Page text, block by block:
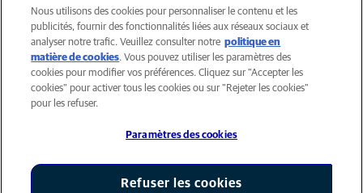
©AniCura 2024
Cookies
Privacyverklaring
AniCura est un affilié de Mars, Inc © 2026
Nous utilisons des cookies pour personnaliser le contenu et les
publicités, fournir des fonctionnalités liées aux réseaux sociaux et
analyser notre trafic. Veuillez consulter notre politique en
matière de cookies(opens in a new tab)
. Vous pouvez utiliser les paramètres des
cookies pour modifier vos préférences. Cliquez sur "Accepter les
cookies" pour activer tous les cookies ou sur "Rejeter les cookies"
pour les refuser.
Paramètres des cookies
Refuser les cookies